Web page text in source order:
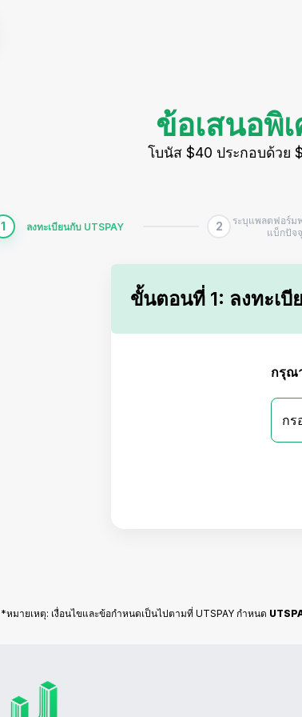
ข้อเสนอพิ
โบนัส $40 ประกอบด้วย
1 ลงทะเบียนกับ UTSPAY 2
ระบุแพลตฟอร์ม
แบ็กปัจ
ขั้นตอนที่ 1: ลงทะเบี
กรุณ
*หมายเหตุ: เงื่อนไขและข้อกำหนดเป็นไปตามที่ UTSPAY กำหนด